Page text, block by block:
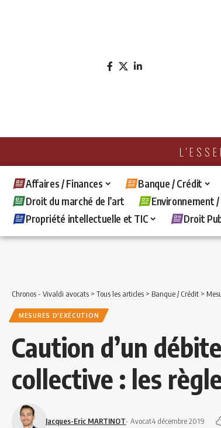
Affaires / Finances Banque / Crédit
Droit du marché de l’art
Environnement /
Propriété intellectuelle et TIC
Droit
Chronos - Vivaldi avocats > Tous les articles > Banque / Crédit >
MESURES D'EXÉCUTION
Caution d’un
collective : les
Jacques-Eric MARTINOT- Avocat4 décembre 2019